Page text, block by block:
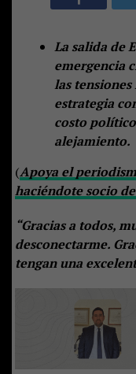
La salida de
emergencia
las
estrategia
costo
alejamiento.
(Apoya el
haciéndote socio
“Gracias a todos,
desconectarme.
tengan una